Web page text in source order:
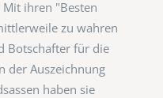
ihren "Besten
zu wahren
Botschafter für die
der Auszeichnung
haben sie